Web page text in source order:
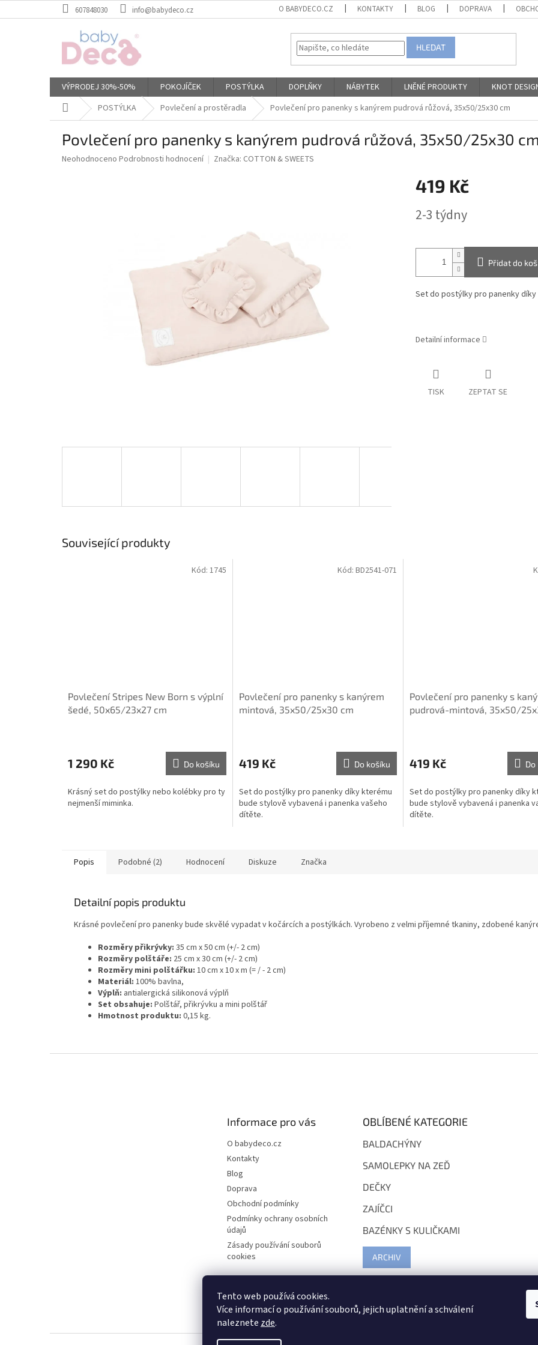
Tento web používá cookies.
Více informací o používání souborů, jejich uplatnění a schválení
naleznete zde.
na
607848030 info@babydeco.cz O BABYDECO.CZ KONTAKTY BLOG DOPRAVA
HLEDAT
VÝPRODEJ 30%-50% POKOJÍČEK POSTÝLKA DOPLŇKY NÁBYTEK LNĚNÉ PRODUKTY
KNOT
Domů POSTÝLKA Povlečení a prostěradla Povlečení pro panenky s kanýrem pudrová růžová, 35x50/25x30 cm
Povlečení pro panenky s kanýrem pudrová růžová, 35x50/25x30
Průměrné
Neohodnoceno Podrobnosti hodnocení Značka: COTTON & SWEETS
419 Kč
cena:
2-3 týdny
Přidat do
Set do postýlky pro panenky
Detailní informace
TISK ZEPTAT SE
Související produkty
Povlečení Stripes New Born s výplní
šedé, 50x65/23x27 cm
1 290 Kč Do košíku
Krásný set do postýlky nebo kolébky pro ty
nejmenší miminka.
Kód: 1745
Povlečení pro panenky s kanýrem
mintová, 35x50/25x30 cm
419 Kč Do košíku
Set do postýlky pro panenky díky kterému
bude stylově vybavená i panenka vašeho
dítěte.
Kód: BD2541-071
Povlečení pro panenky s
pudrová-mintová, 35x50/
419 Kč Do
Set do postýlky pro panenky díky
bude stylově vybavená i panenka
dítěte.
Popis Podobné (2) Hodnocení Diskuze Značka
Detailní popis produktu
Krásné povlečení pro panenky bude skvělé vypadat v kočárcích a postýlkách. Vyrobeno z velmi příjemné tkaniny, zdobené
Rozměry přikrývky: 35 cm x 50 cm (+/- 2 cm)
Rozměry polštáře: 25 cm x 30 cm (+/- 2 cm)
Rozměry mini polštářku: 10 cm x 10 x m (= / - 2 cm)
Materiál: 100% bavlna,
Výplň: antialergická silikonová výplň
Set obsahuje: Polštář, přikrývku a mini polštář
Hmotnost produktu: 0,15 kg.
Informace pro vás
O babydeco.cz
Kontakty
Blog
Doprava
Obchodní podmínky
Podmínky ochrany osobních
údajů
Zásady používání souborů
cookies
OBLÍBENÉ KATEGORIE
BALDACHÝNY
SAMOLEPKY NA ZEĎ
DEČKY
ZAJÍČCI
BAZÉNKY S KULIČKAMI
ARCHIV